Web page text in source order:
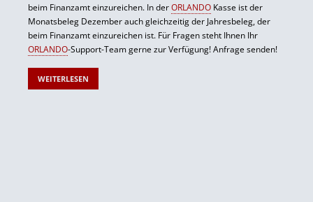
beim Finanzamt einzureichen. In derORLANDO Kasse ist der
Monatsbeleg Dezember auch gleichzeitig der Jahresbeleg, der
beim Finanzamt einzureichen ist. Für Fragen steht Ihnen Ihr
ORLANDO-Support-Team gerne zur Verfügung! Anfrage senden!
WEITERLESEN